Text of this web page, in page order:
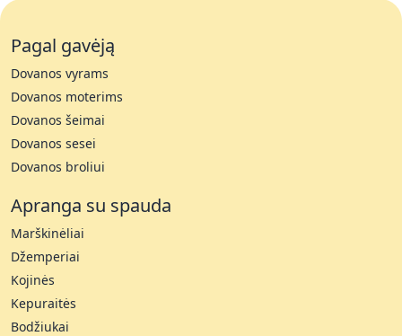
Pagal gavėją
Dovanos vyrams
Dovanos moterims
Dovanos šeimai
Dovanos sesei
Dovanos broliui
Apranga su spauda
Marškinėliai
Džemperiai
Kojinės
Kepuraitės
Bodžiukai